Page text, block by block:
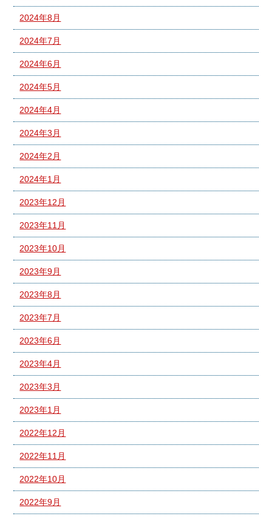
2024年8月
2024年7月
2024年6月
2024年5月
2024年4月
2024年3月
2024年2月
2024年1月
2023年12月
2023年11月
2023年10月
2023年9月
2023年8月
2023年7月
2023年6月
2023年4月
2023年3月
2023年1月
2022年12月
2022年11月
2022年10月
2022年9月